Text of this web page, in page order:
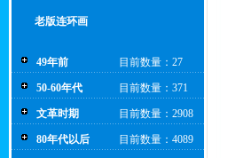
老版连环画
49年前 目前数量：27
50-60年代 目前数量：371
文革时期 目前数量：2908
80年代以后 目前数量：4089